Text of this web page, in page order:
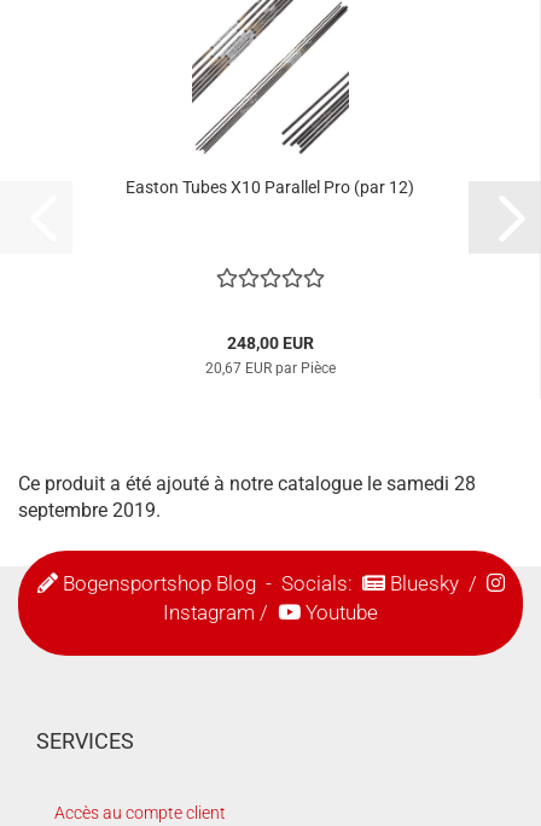
Easton Tubes X10 Parallel Pro (par 12)
248,00 EUR
20,67 EUR par Pièce
Ce produit a été ajouté à notre catalogue le samedi 28
septembre 2019.
Bogensportshop Blog- Socials: Bluesky/
Instagram / Youtube
SERVICES
Accès au compte client